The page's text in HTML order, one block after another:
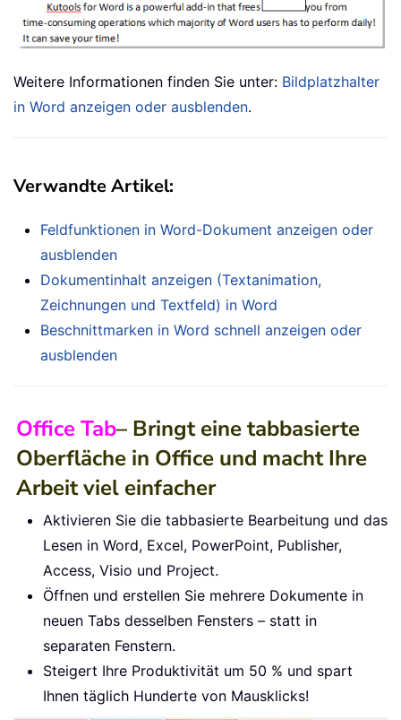
Weitere Informationen finden Sie unter: Bildplatzhalter
in Word anzeigen oder ausblenden.
Verwandte Artikel:
Feldfunktionen in Word-Dokument anzeigen oder
ausblenden
Dokumentinhalt anzeigen (Textanimation,
Zeichnungen und Textfeld) in Word
Beschnittmarken in Word schnell anzeigen oder
ausblenden
Office Tab– Bringt eine tabbasierte
Oberfläche in Office und macht Ihre
Arbeit viel einfacher
Aktivieren Sie die tabbasierte Bearbeitung und das
Lesen in Word, Excel, PowerPoint, Publisher,
Access, Visio und Project.
Öffnen und erstellen Sie mehrere Dokumente in
neuen Tabs desselben Fensters – statt in
separaten Fenstern.
Steigert Ihre Produktivität um 50 % und spart
Ihnen täglich Hunderte von Mausklicks!